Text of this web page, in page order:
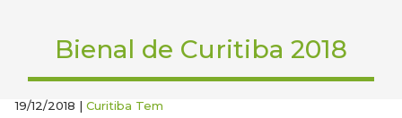
Bienal de Curitiba 2018
19/12/2018 |Curitiba Tem